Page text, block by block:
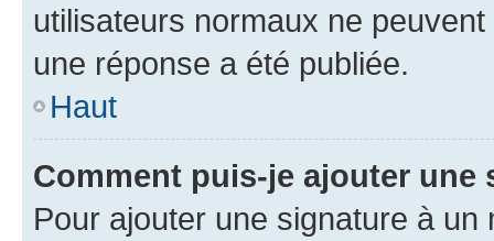
utilisateurs normaux ne
une réponse a été publiée.
Haut
Comment puis-je ajouter une
Pour ajouter une signature à un